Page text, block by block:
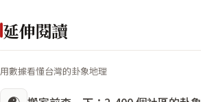
延伸閱讀
用數據看懂台灣的卦象地理